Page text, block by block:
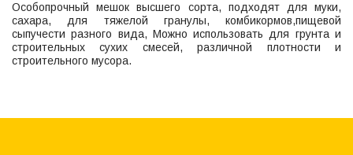
Особопрочный мешок высшего сорта, подходят для муки,
сахара, для тяжелой гранулы, комбикормов,пищевой
сыпучести разного вида, Можно использовать для грунта и
строительных сухих смесей, различной плотности и
строительного мусора.